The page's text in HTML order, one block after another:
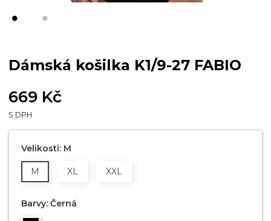
Dámská košilka K1/9-27 FABIO
669 Kč
S DPH
Velikosti: M
M XL XXL
Barvy: Černá